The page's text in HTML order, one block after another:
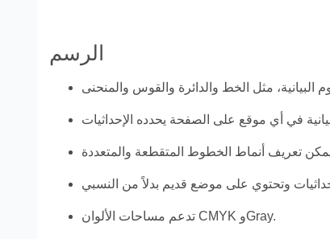
الرسم
تدعم مساحات الألوان CMYK وGray.